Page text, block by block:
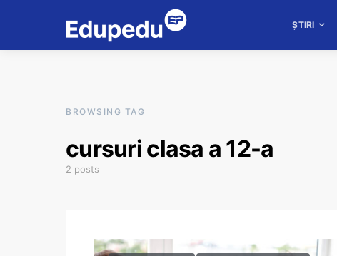
ȘTIRI
BROWSING TAG
cursuri clasa a 12-a
2 posts